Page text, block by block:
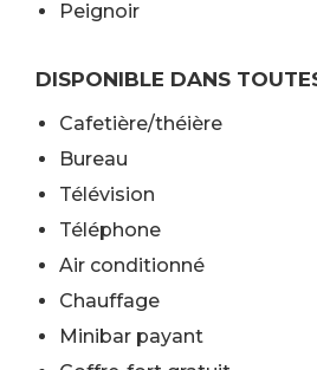
Peignoir
DISPONIBLE DANS
Cafetière/théière
Bureau
Télévision
Téléphone
Air conditionné
Chauffage
Minibar payant